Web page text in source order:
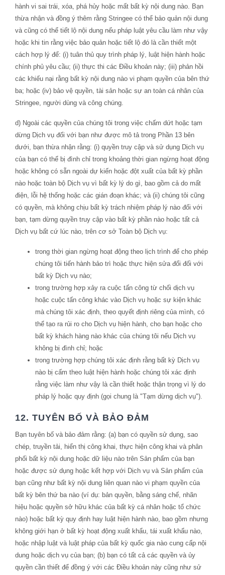
hành vi sai trái, xóa, phá hủy hoặc mất bất kỳ nội dung nào. Bạn
thừa nhận và đồng ý thêm rằng Stringee có thể bảo quản nội dung
và cũng có thể tiết lộ nội dung nếu pháp luật yêu cầu làm như vậy
hoặc khi tin rằng việc bảo quản hoặc tiết lộ đó là cần thiết một
cách hợp lý để: (i) tuân thủ quy trình pháp lý, luật hiện hành hoặc
chính phủ yêu cầu; (ii) thực thi các Điều khoản này; (iii) phản hồi
các khiếu nại rằng bất kỳ nội dung nào vi phạm quyền của bên thứ
ba; hoặc (iv) bảo vệ quyền, tài sản hoặc sự an toàn cá nhân của
Stringee, người dùng và công chúng.
d) Ngoài các quyền của chúng tôi trong việc chấm dứt hoặc tạm
dừng Dịch vụ đối với bạn như được mô tả trong Phần 13 bên
dưới, bạn thừa nhận rằng: (i) quyền truy cập và sử dụng Dịch vụ
của bạn có thể bị đình chỉ trong khoảng thời gian ngừng hoạt động
hoặc không có sẵn ngoài dự kiến ​​hoặc đột xuất của bất kỳ phần
nào hoặc toàn bộ Dịch vụ vì bất kỳ lý do gì, bao gồm cả do mất
điện, lỗi hệ thống hoặc các gián đoạn khác; và (ii) chúng tôi cũng
có quyền, mà không chịu bất kỳ trách nhiệm pháp lý nào đối với
bạn, tạm dừng quyền truy cập vào bất kỳ phần nào hoặc tất cả
Dịch vụ bất cứ lúc nào, trên cơ sở Toàn bộ Dịch vụ:
trong thời gian ngừng hoạt động theo lịch trình để cho phép
chúng tôi tiến hành bảo trì hoặc thực hiện sửa đổi đối với
bất kỳ Dịch vụ nào;
trong trường hợp xảy ra cuộc tấn công từ chối dịch vụ
hoặc cuộc tấn công khác vào Dịch vụ hoặc sự kiện khác
mà chúng tôi xác định, theo quyết định riêng của mình, có
thể tạo ra rủi ro cho Dịch vụ hiện hành, cho bạn hoặc cho
bất kỳ khách hàng nào khác của chúng tôi nếu Dịch vụ
không bị đình chỉ; hoặc
trong trường hợp chúng tôi xác định rằng bất kỳ Dịch vụ
nào bị cấm theo luật hiện hành hoặc chúng tôi xác định
rằng việc làm như vậy là cần thiết hoặc thận trọng vì lý do
pháp lý hoặc quy định (gọi chung là "Tạm dừng dịch vụ").
12. TUYÊN BỐ VÀ BẢO ĐẢM
Bạn tuyên bố và bảo đảm rằng: (a) bạn có quyền sử dụng, sao
chép, truyền tải, hiển thị công khai, thực hiện công khai và phân
phối bất kỳ nội dung hoặc dữ liệu nào trên Sản phẩm của bạn
hoặc được sử dụng hoặc kết hợp với Dịch vụ và Sản phẩm của
bạn cũng như bất kỳ nội dung liên quan nào vi phạm quyền của
bất kỳ bên thứ ba nào (ví dụ: bản quyền, bằng sáng chế, nhãn
hiệu hoặc quyền sở hữu khác của bất kỳ cá nhân hoặc tổ chức
nào) hoặc bất kỳ quy định hay luật hiện hành nào, bao gồm nhưng
không giới hạn ở bất kỳ hoạt động xuất khẩu, tái xuất khẩu nào,
hoặc nhập luật và luật pháp của bất kỳ quốc gia nào cung cấp nội
dung hoặc dịch vụ của bạn; (b) bạn có tất cả các quyền và ủy
quyền cần thiết để đồng ý với các Điều khoản này cũng như sử